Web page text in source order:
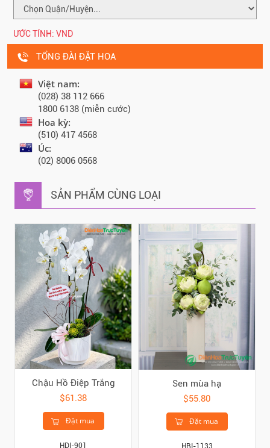
ƯỚC TÍNH: VND
TỔNG ĐÀI ĐẶT HOA
Việt nam:
(028) 38 112 666
1800 6138 (miễn cước)
Hoa kỳ:
(510) 417 4568
Úc:
(02) 8006 0568
SẢN PHẨM CÙNG LOẠI
Chậu Hồ Điệp Trắng
$61.38
Đặt mua
HDI-901
Sen mùa hạ
$55.80
Đặt mua
HBI-1133